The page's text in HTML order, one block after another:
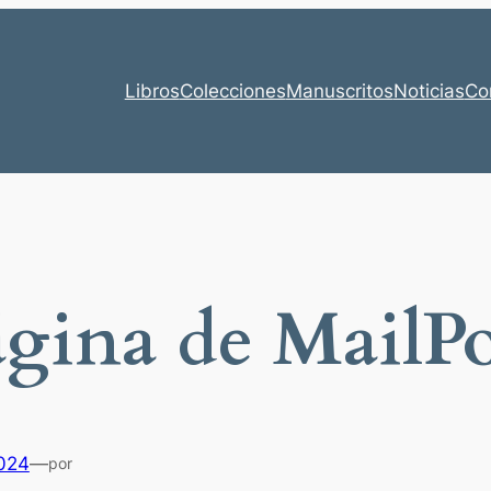
LibrosColeccionesManuscritosNoticias
de
—por